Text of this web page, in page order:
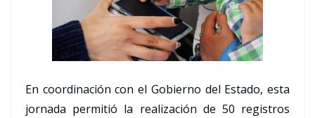
En coordinación con el Gobierno del Estado, esta
jornada permitió la realización de 50 registros